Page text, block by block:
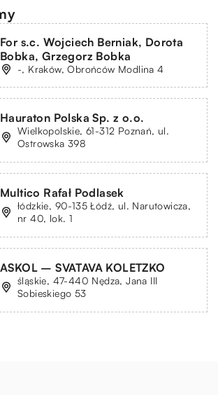
For s.c. Wojciech Berniak, Dorota
Bobka, Grzegorz Bobka
-, Kraków, Obrońców Modlina 4
Hauraton Polska Sp. z o.o.
Wielkopolskie, 61-312 Poznań, ul.
Ostrowska 398
Multico Rafał Podlasek
łódzkie, 90-135 Łódź, ul. Narutowicza,
nr 40, lok. 1
ASKOL – SVATAVA KOLETZKO
śląskie, 47-440 Nędza, Jana III
Sobieskiego 53